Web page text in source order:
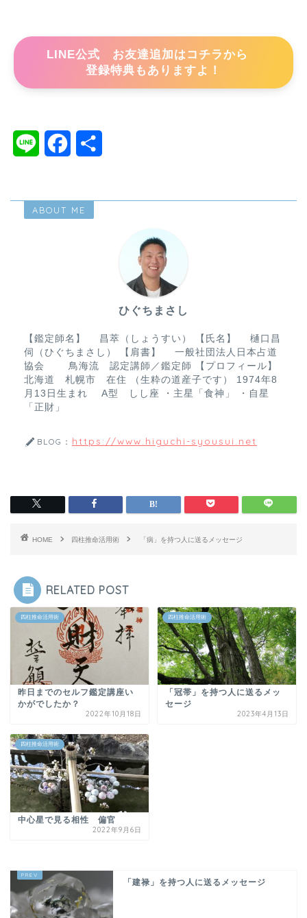
LINE公式 お友達追加はコチラから
登録特典もありますよ！
e e
ABOUT ME
ひぐちまさし
【鑑定師名】 昌萃（しょうすい） 【氏名】 樋口昌
伺（ひぐちまさし） 【肩書】 一般社団法人日本占道
協会 鳥海流 認定講師／鑑定師 【プロフィール】
北海道 札幌市 在住 （生粋の道産子です） 1974年8
月13日生まれ A型 しし座 ・主星「食神」 ・自星
「正財」
BLOG： https://www.higuchi-syousui.net
HOME 四柱推命活用術 「病」を持つ人に送るメッセージ
RELATED POST
四柱推命活用術
昨日までのセルフ鑑定講座い
かがでしたか？
2022年10月18日
四柱推命活用術
「冠帯」を持つ人に送るメッ
セージ
2023年4月13日
四柱推命活用術
中心星で見る相性 偏官
2022年9月6日
「建禄」を持つ人に送るメッセージ